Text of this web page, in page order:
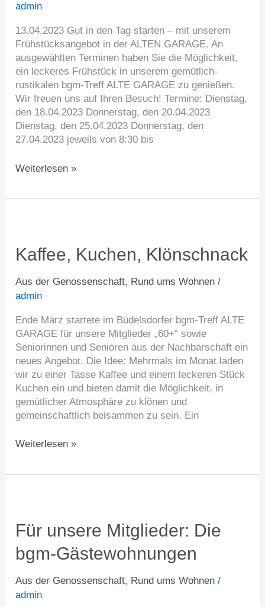
admin
13.04.2023 Gut in den Tag starten – mit unserem
Frühstücksangebot in der ALTEN GARAGE. An
ausgewählten Terminen haben Sie die Möglichkeit,
ein leckeres Frühstück in unserem gemütlich-
rustikalen bgm-Treff ALTE GARAGE zu genießen.
Wir freuen uns auf Ihren Besuch! Termine: Dienstag,
den 18.04.2023 Donnerstag, den 20.04.2023
Dienstag, den 25.04.2023 Donnerstag, den
27.04.2023 jeweils von 8:30 bis
Weiterlesen »
Kaffee, Kuchen, Klönschnack
Aus der Genossenschaft, Rund ums Wohnen /
admin
Ende März startete im Büdelsdorfer bgm-Treff ALTE
GARAGE für unsere Mitglieder „60+“ sowie
Seniorinnen und Senioren aus der Nachbarschaft ein
neues Angebot. Die Idee: Mehrmals im Monat laden
wir zu einer Tasse Kaffee und einem leckeren Stück
Kuchen ein und bieten damit die Möglichkeit, in
gemütlicher Atmosphäre zu klönen und
gemeinschaftlich beisammen zu sein. Ein
Klönschnack
Weiterlesen »
Für unsere Mitglieder: Die
bgm-Gästewohnungen
Aus der Genossenschaft, Rund ums Wohnen /
admin
Mitglieder:
Die
bgm-
Gästewohnungen